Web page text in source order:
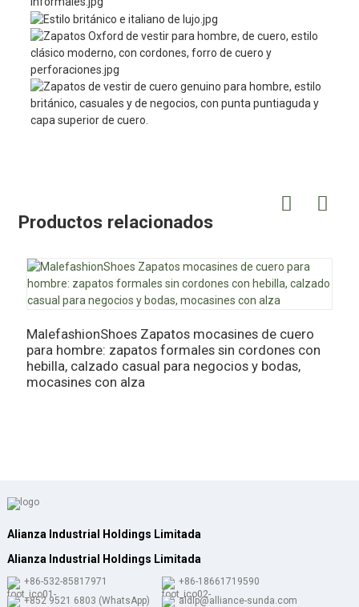
Productos relacionados
MalefashionShoes Zapatos mocasines de cuero
para hombre: zapatos formales sin cordones con
hebilla, calzado casual para negocios y bodas,
mocasines con alza
Alianza Industrial Holdings Limitada
Alianza Industrial Holdings Limitada
+86-532-85817971
+86-18661719590
+852 9521 6803 (WhatsApp)
aldlp@alliance-sunda.com